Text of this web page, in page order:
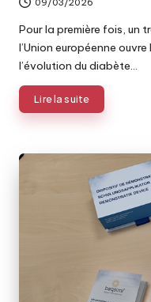
09/03/2026
Pour la première fois, un
l’Union européenne
l’évolution du diabète…
Lire la suite